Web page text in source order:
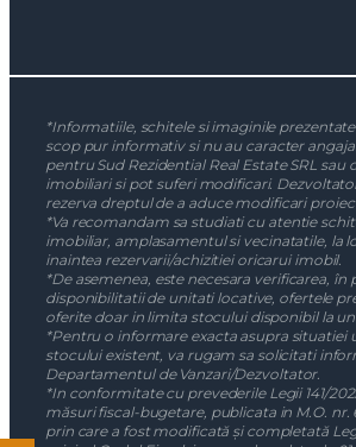
*Informatiile, schitele si imaginile
scop pur informativ si nu au caracter
pentru Sud Rezidential Real Estate SRL sau
imobiliari si pot suferi modificari.
rezerva dreptul de a aduce modificari
*Va recomandam sa studiati cu atentie
imobiliar, amplasamentul si vecinatatile, la
inaintea rezervarii/achizitiei oricarui imobil.
*De asemenea, este necesara verificarea, în
disponibilitatii de unitati locative, ofertele
oferite doar in limita stocului disponibil la
*Pentru o informare exacta asupra situatiei
stocului existent, va rugam sa solicitati
Departamentul de Vanzari/Dezvoltator.
*In conformitate cu prevederile Legii 141/
măsuri fiscal-bugetare, publicata in M.O. nr.
prin care a fost modificată și completată